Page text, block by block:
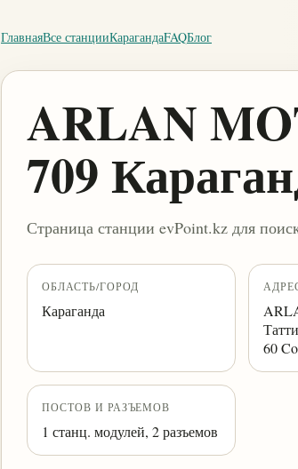
ГлавнаяВсе станцииКарагандаFAQБлог
ARLAN
709
Страница станции evPoint.kz для
ОБЛАСТЬ/ГОРОД
Караганда
60
ПОСТОВ И РАЗЪЕМОВ
1 станц. модулей, 2 разъемов